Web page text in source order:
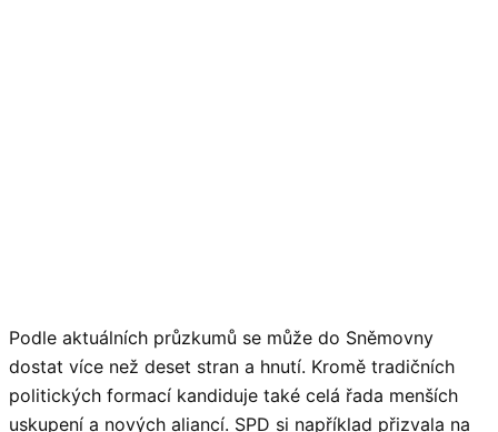
Podle aktuálních průzkumů se může do Sněmovny
dostat více než deset stran a hnutí. Kromě tradičních
politických formací kandiduje také celá řada menších
uskupení a nových aliancí. SPD si například přizvala na